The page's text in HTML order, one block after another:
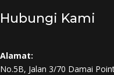
Hubungi Kami
Alamat:
No.5B, Jalan 3/70 Damai